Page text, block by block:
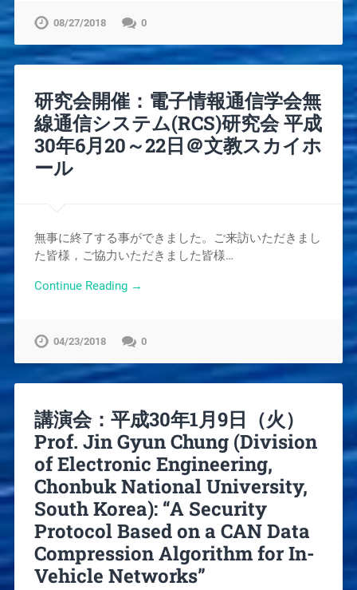
08/27/2018 0
研究会開催：電子情報通信学会無
線通信システム(RCS)研究会 平成
30年6月20～22日＠文教スカイホ
ール
無事に終了する事ができました。ご来訪いただきまし
た皆様，ご協力いただきました皆様…
Continue Reading →
04/23/2018 0
講演会：平成30年1月9日（火）
Prof. Jin Gyun Chung (Division
of Electronic Engineering,
Chonbuk National University,
South Korea): “A Security
Protocol Based on a CAN Data
Compression Algorithm for In-
Vehicle Networks”